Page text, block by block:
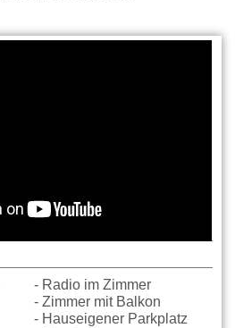
- Radio im Zimmer
- Zimmer mit Balkon
- Hauseigener Parkplatz